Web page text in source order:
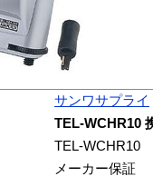
サンワサプライ
TEL-WCHR10
TEL-WCHR10
メーカー保証